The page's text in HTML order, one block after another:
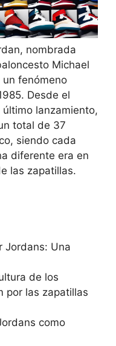
nombrada
Michael
fenómeno
Desde el
lanzamiento,
total de 37
siendo cada
diferente era en
las zapatillas.
Jordans: Una
de los
por las zapatillas
como